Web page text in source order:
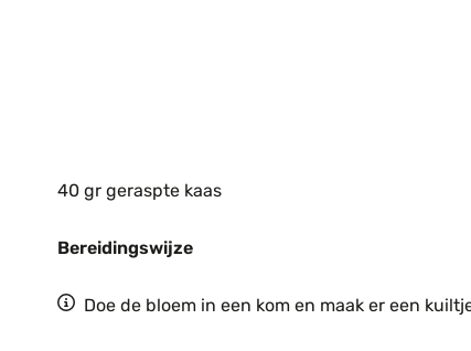
40 gr geraspte kaas
Bereidingswijze
Doe de bloem in een kom en maak er een